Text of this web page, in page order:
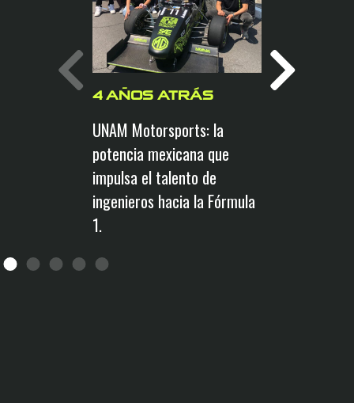
4 AÑOS ATRÁS
UNAM Motorsports: la
potencia mexicana que
impulsa el talento de
ingenieros hacia la Fórmula
1.